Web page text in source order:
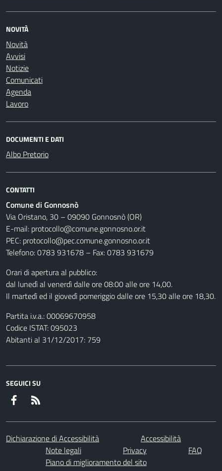
NOVITÀ
Novità
Avvisi
Notizie
Comunicati
Agenda
Lavoro
DOCUMENTI E DATI
Albo Pretorio
CONTATTI
Comune di Gonnosnò
Via Oristano, 30 – 09090 Gonnosnò (OR)
E-mail: protocollo@comune.gonnosno.or.it
PEC: protocollo@pec.comune.gonnosno.or.it
Telefono: 0783 931678 – Fax: 0783 931679
Orari di apertura al pubblico:
dal lunedì al venerdì dalle ore 08:00 alle ore 14,00.
Il martedì ed il giovedì pomeriggio dalle ore 15,30 alle ore 18,30.
Partita i.v.a.: 00069670958
Codice ISTAT: 095023
Abitanti al 31/12/2017: 759
SEGUICI SU
Facebook
Dichiarazione di Accessibilità
Accessibilità
Note legali
Privacy
FAQ
Piano di miglioramento del sito